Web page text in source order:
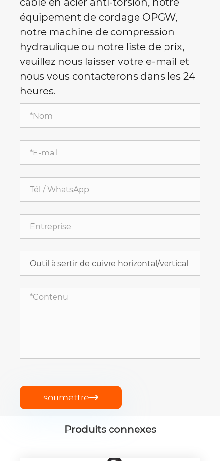
câble en acier anti-torsion, notre
équipement de cordage OPGW,
notre machine de compression
hydraulique ou notre liste de prix,
veuillez nous laisser votre e-mail et
nous vous contacterons dans les 24
heures.
soumettre
Produits connexes